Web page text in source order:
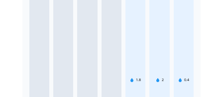
1.8 2 0.4